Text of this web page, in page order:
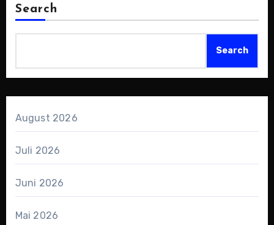
Search
Search
August 2026
Juli 2026
Juni 2026
Mai 2026